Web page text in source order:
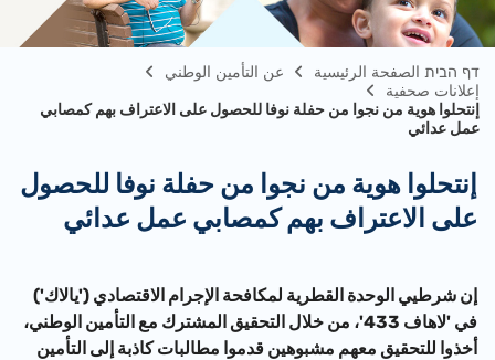
דף הבית الصفحة الرئيسية
عن التأمين الوطني
إعلانات صحفية
إنتحلوا هوية من نجوا من حفلة نوفا للحصول على الاعتراف بهم كمصابي
عمل عدائي
إنتحلوا هوية من نجوا من حفلة نوفا للحصول
على الاعتراف بهم كمصابي عمل عدائي
إن شرطيي الوحدة القطرية لمكافحة الإجرام الاقتصادي (' يالاك'
)
في'لاهاف 433 '، من خلال التحقيق المشترك مع التأمين الوطني،
أخذوا للتحقيق معهم مشبوهين قدموا مطالبات كاذبة إلى التأمين